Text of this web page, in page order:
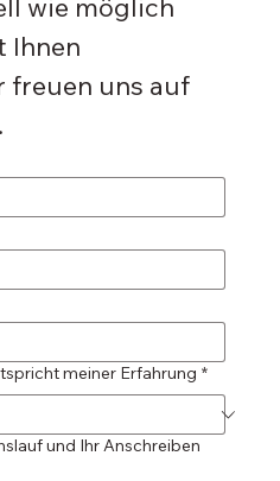
wie möglich
Ihnen
freuen uns auf
meiner Erfahrung *
und Ihr Anschreiben